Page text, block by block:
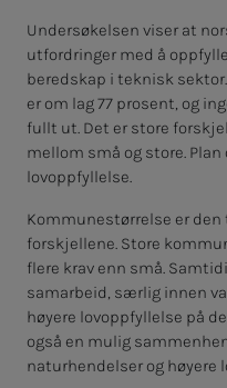
Undersøkelsen viser at
utfordringer med å
beredskap i teknisk
er om lag 77 prosent, og
fullt ut. Det er store
mellom små og store.
lovoppfyllelse.
Kommunestørrelse er
forskjellene. Store
flere krav enn små.
samarbeid, særlig innen
høyere lovoppfyllelse på
også en mulig
naturhendelser og høyere